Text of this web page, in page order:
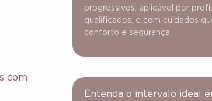
com
progressivos, aplicável por
qualificados, e com cuidados
conforto e segurança.
Entenda o intervalo ideal